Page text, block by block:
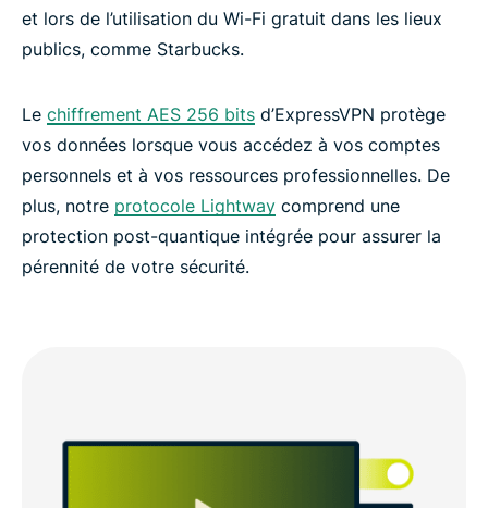
et lors de l’utilisation du Wi-Fi gratuit dans les lieux
publics, comme Starbucks.
Le chiffrement AES 256 bits d’ExpressVPN protège
vos données lorsque vous accédez à vos comptes
personnels et à vos ressources professionnelles. De
plus, notre protocole Lightway comprend une
protection post-quantique intégrée pour assurer la
pérennité de votre sécurité.